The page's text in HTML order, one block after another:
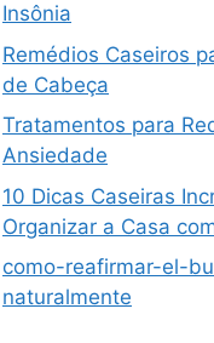
Insônia
Remédios Caseiros
de Cabeça
Tratamentos para
Ansiedade
10 Dicas Caseiras
Organizar a Casa
como-reafirmar-el-
naturalmente